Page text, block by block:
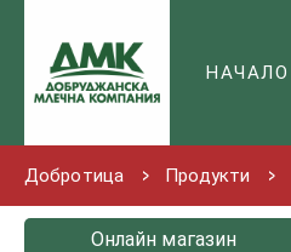
НАЧАЛО
Добротица Продукти
Онлайн магазин